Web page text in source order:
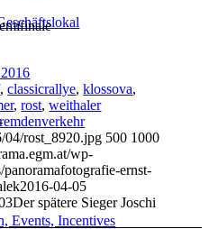
Events, Incentives
,classicrallye,klossova,
,rost,weithaler
04/rost_8920.jpg 500 1000
wp-
panoramafotografie-ernst-
2016-04-05
Der spätere Sieger Joschi